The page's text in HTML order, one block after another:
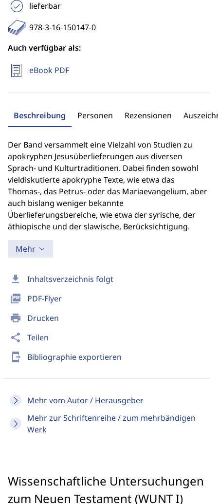
download Inhaltsverzeichnis folgt
picture_as_pdf PDF-Flyer
print Drucken
share Teilen
send_to_mobile Bibliographie exportieren
Mehr vom Autor / Herausgeber
Mehr zur Schriftenreihe / zum mehrbändigen
Werk
lieferbar
978-3-16-150147-0
Auch verfügbar als:
eBook PDF
Beschreibung Personen Rezensionen
Der Band versammelt eine Vielzahl von Studien zu
apokryphen Jesusüberlieferungen aus diversen
Sprach- und Kulturtraditionen. Dabei finden sowohl
vieldiskutierte apokryphe Texte, wie etwa das
Thomas-, das Petrus- oder das Mariaevangelium, aber
auch bislang weniger bekannte
Überlieferungsbereiche, wie etwa der syrische, der
äthiopische und der slawische, Berücksichtigung.
Mehr
Wissenschaftliche Untersuchungen
zum Neuen Testament (WUNT I)